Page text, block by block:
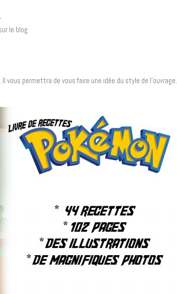
le blog.
permettra de vous faire une idée du style de l’ouvrage.